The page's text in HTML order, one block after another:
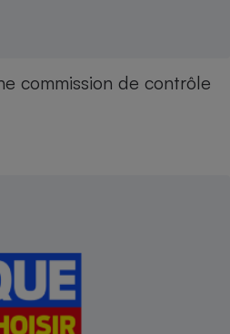
commission de contrôle